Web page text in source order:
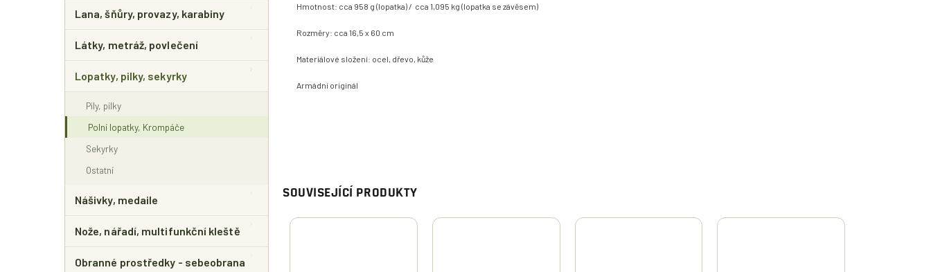
Lana, šňůry, provazy, karabiny
Látky, metráž, povlečení
Lopatky, pilky, sekyrky
Pily, pilky
Polní lopatky, Krompáče
Sekyrky
Ostatní
Nášivky, medaile
Nože, nářadí, multifunkční kleště
Obranné prostředky - sebeobrana
SOUVISEJÍCÍ PRODUKTY
Hmotnost: cca 958 g (lopatka) / cca 1,095 kg (lopatka se závěsem)
Rozměry: cca 16,5 x 60 cm
Materiálové složení: ocel, dřevo, kůže
Armádní originál